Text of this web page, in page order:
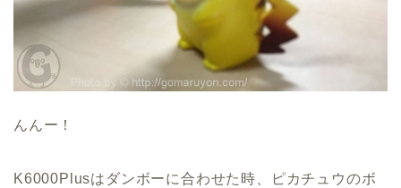
んんー！
K6000Plusはダンボーに合わせた時、ピカチュウのボ